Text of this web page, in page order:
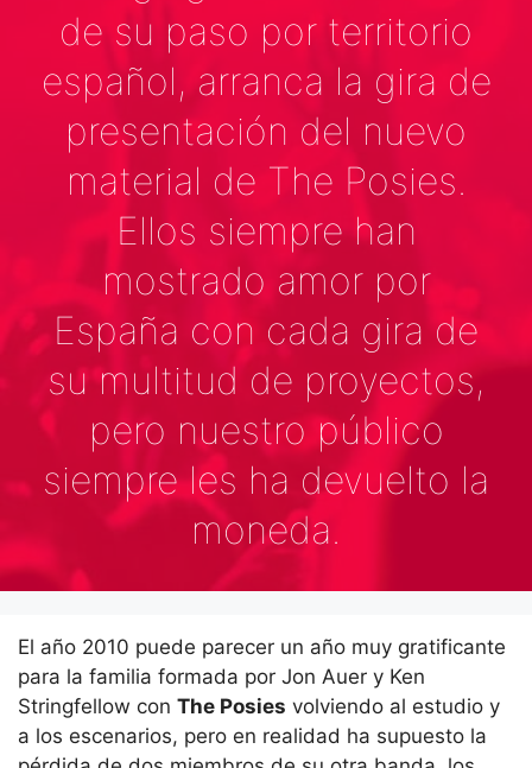
de su paso por territorio
español, arranca la gira de
presentación del nuevo
material de The Posies.
Ellos siempre han
mostrado amor por
España con cada gira de
su multitud de proyectos,
pero nuestro público
siempre les ha devuelto la
moneda.
El año 2010 puede parecer un año muy gratificante
para la familia formada por Jon Auer y Ken
Stringfellow con The Posies volviendo al estudio y
a los escenarios, pero en realidad ha supuesto la